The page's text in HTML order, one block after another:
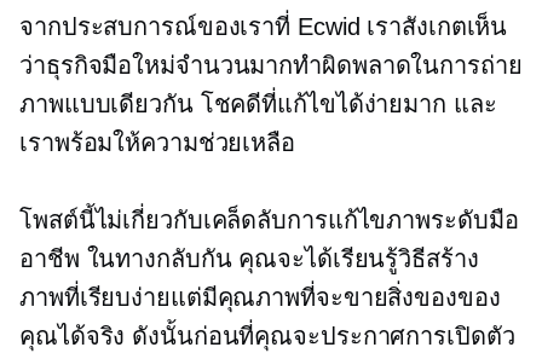
จากประสบการณ์ของเราที่ Ecwid เราสังเกตเห็น
ว่าธุรกิจมือใหม่จำนวนมากทำผิดพลาดในการถ่าย
ภาพแบบเดียวกัน โชคดีที่แก้ไขได้ง่ายมาก และ
เราพร้อมให้ความช่วยเหลือ
โพสต์นี้ไม่เกี่ยวกับเคล็ดลับการแก้ไขภาพระดับมือ
อาชีพ ในทางกลับกัน คุณจะได้เรียนรู้วิธีสร้าง
ภาพที่เรียบง่ายแต่มีคุณภาพที่จะขายสิ่งของของ
คุณได้จริง ดังนั้นก่อนที่คุณจะประกาศการเปิดตัว